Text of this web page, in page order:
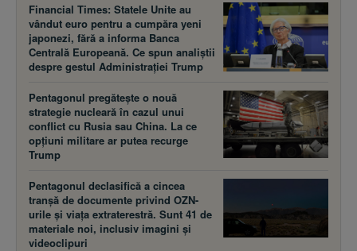
Financial Times: Statele Unite au
vândut euro pentru a cumpăra yeni
japonezi, fără a informa Banca
Centrală Europeană. Ce spun analiștii
despre gestul Administrației Trump
Pentagonul pregătește o nouă
strategie nucleară în cazul unui
conflict cu Rusia sau China. La ce
opțiuni militare ar putea recurge
Trump
Pentagonul declasifică a cincea
tranșă de documente privind OZN-
urile și viața extraterestră. Sunt 41 de
materiale noi, inclusiv imagini și
videoclipuri